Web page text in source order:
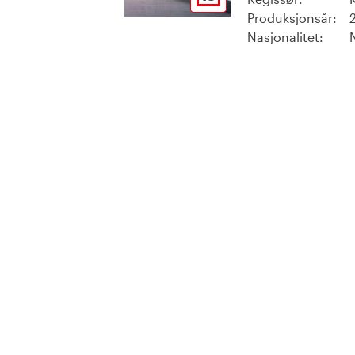
Produksjonsår:
Nasjonalitet: